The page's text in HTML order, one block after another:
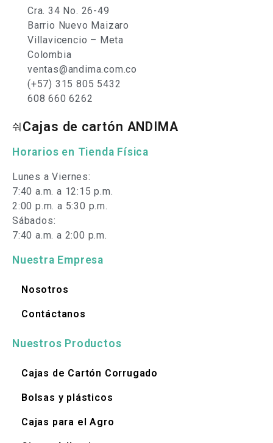
Cra. 34 No. 26-49
Barrio Nuevo Maizaro
Villavicencio – Meta
Colombia
ventas@andima.com.co
(+57) 315 805 5432
608 660 6262
Cajas de cartón ANDIMA
Horarios en Tienda Física
Lunes a Viernes:
7:40 a.m. a 12:15 p.m.
2:00 p.m. a 5:30 p.m.
Sábados:
7:40 a.m. a 2:00 p.m.
Nuestra Empresa
Nosotros
Contáctanos
Nuestros Productos
Cajas de Cartón Corrugado
Bolsas y plásticos
Cajas para el Agro